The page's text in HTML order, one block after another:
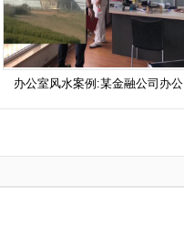
办公室风水案例:某金融公司办公